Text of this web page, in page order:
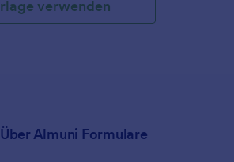
verwenden
Über Almuni Formulare